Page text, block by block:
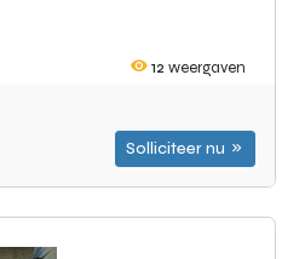
12 weergaven
Solliciteer nu